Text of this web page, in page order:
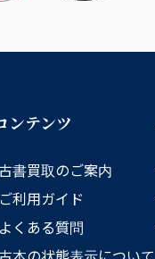
ンテンツ
書買取のご案内
ご利用ガイド
よくある質問